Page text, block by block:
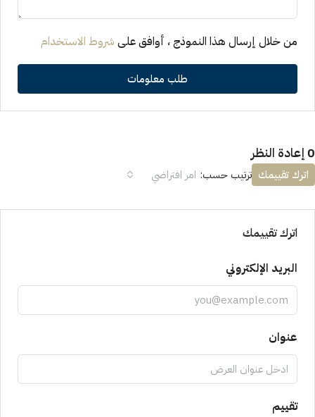
من خلال إرسال هذا النموذج ، أوافق على شروط الاستخدام
طلب معلومات
0 إعادة النظر
ترتيب حسب: امر افتراضي اترك تقييمك
اترك تقييمك
البريد الإلكتروني
عنوان
تقييم